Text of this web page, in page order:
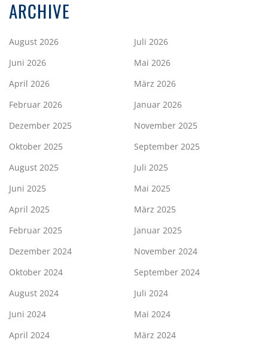
ARCHIVE
August 2026
Juli 2026
Juni 2026
Mai 2026
April 2026
März 2026
Februar 2026
Januar 2026
Dezember 2025
November 2025
Oktober 2025
September 2025
August 2025
Juli 2025
Juni 2025
Mai 2025
April 2025
März 2025
Februar 2025
Januar 2025
Dezember 2024
November 2024
Oktober 2024
September 2024
August 2024
Juli 2024
Juni 2024
Mai 2024
April 2024
März 2024